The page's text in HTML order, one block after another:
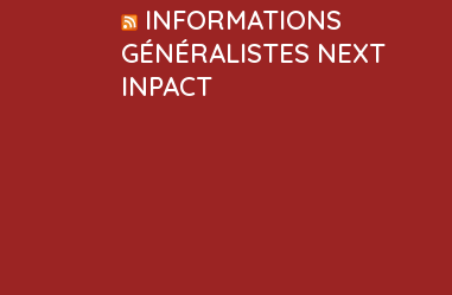
INFORMATIONS
GÉNÉRALISTES NEXT
INPACT